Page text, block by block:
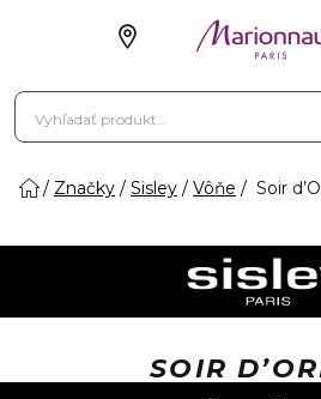
Značky Sisley Vôňe Soir
SOIR